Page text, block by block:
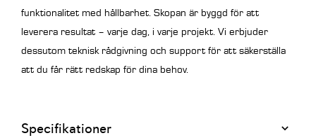
funktionalitet med hållbarhet. Skopan är byggd för att
leverera resultat – varje dag, i varje projekt. Vi erbjuder
dessutom teknisk rådgivning och support för att säkerställa
att du får rätt redskap för dina behov.
Specifikationer